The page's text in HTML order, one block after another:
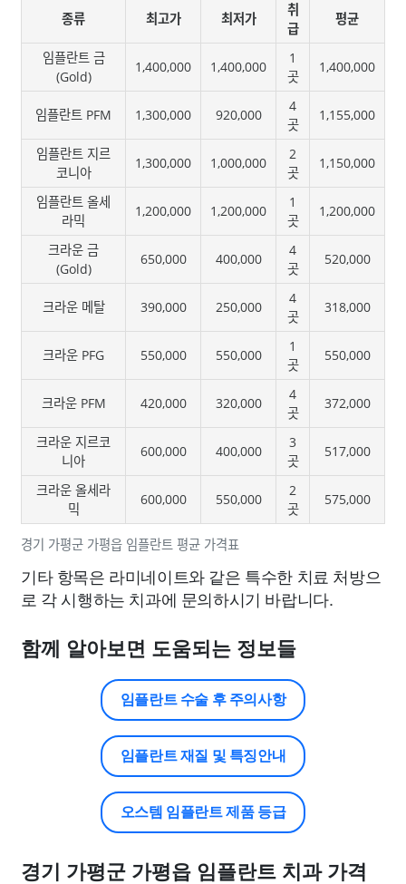
경기 가평군 가평읍 임플란트 평균 가격표
종류 최고가 최저가
취
급
평균
임플란트 금
(Gold)
1,400,000 1,400,000
1
곳
1,400,000
임플란트 PFM 1,300,000 920,000
4
곳
1,155,000
임플란트 지르
코니아
1,300,000 1,000,000
2
곳
1,150,000
임플란트 올세
라믹
1,200,000 1,200,000
1
곳
1,200,000
크라운 금
(Gold)
650,000 400,000
4
곳
520,000
크라운 메탈 390,000 250,000
4
곳
318,000
크라운 PFG 550,000 550,000
1
곳
550,000
크라운 PFM 420,000 320,000
4
곳
372,000
크라운 지르코
니아
600,000 400,000
3
곳
517,000
크라운 올세라
믹
600,000 550,000
2
곳
575,000
기타 항목은 라미네이트와 같은 특수한 치료 처방으
로 각 시행하는 치과에 문의하시기 바랍니다.
함께 알아보면 도움되는 정보들
임플란트 수술 후 주의사항
임플란트 재질 및 특징안내
오스템 임플란트 제품 등급
경기 가평군 가평읍 임플란트 치과 가격